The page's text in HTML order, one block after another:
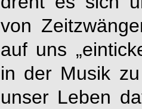
von
auf uns
in der Musik
unser Leben